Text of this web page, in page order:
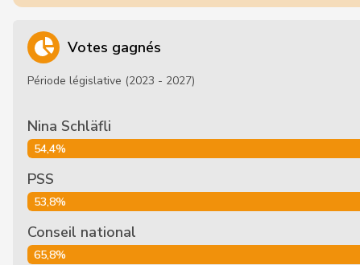
Votes gagnés
Période législative (2023 - 2027)
Nina Schläfli
54,4%
PSS
53,8%
Conseil national
65,8%